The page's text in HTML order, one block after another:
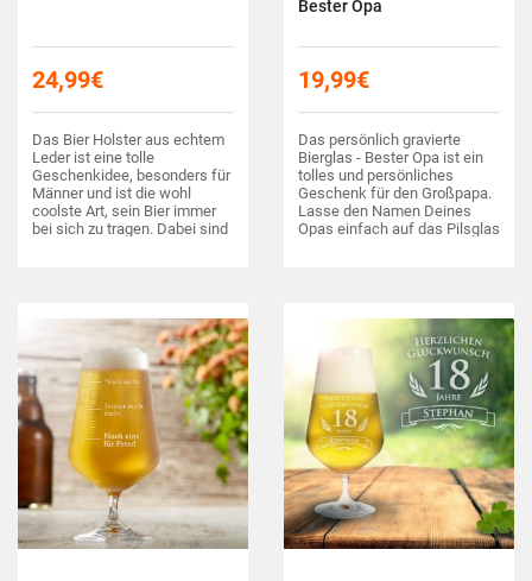
24,99€
Das Bier Holster aus echtem
Leder ist eine tolle
Geschenkidee, besonders für
Männer und ist die wohl
coolste Art, sein Bier immer
bei sich zu tragen. Dabei sind
Bester Opa
19,99€
Das persönlich gravierte
Bierglas - Bester Opa ist ein
tolles und persönliches
Geschenk für den Großpapa.
Lasse den Namen Deines
Opas einfach auf das Pilsglas